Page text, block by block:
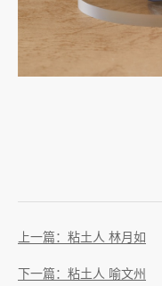
上一篇：粘土人 林月如
下一篇：粘土人 喻文州